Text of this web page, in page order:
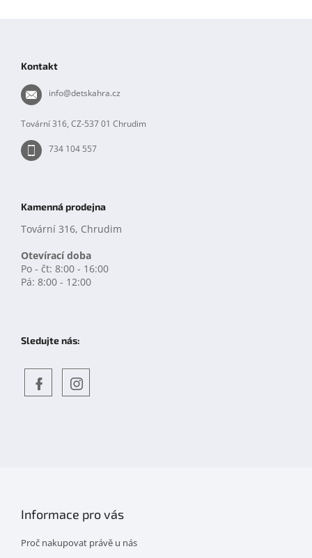
Kontakt
info@detskahra.cz
Tovární 316, CZ-537 01 Chrudim
734 104 557
Kamenná prodejna
Tovární 316, Chrudim
Otevírací doba
Po - čt: 8:00 - 16:00
Pá: 8:00 - 12:00
Sledujte nás:
Informace pro vás
Proč nakupovat právě u nás